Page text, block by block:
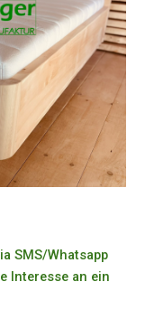
SMS/Whatsapp
Interesse an ein